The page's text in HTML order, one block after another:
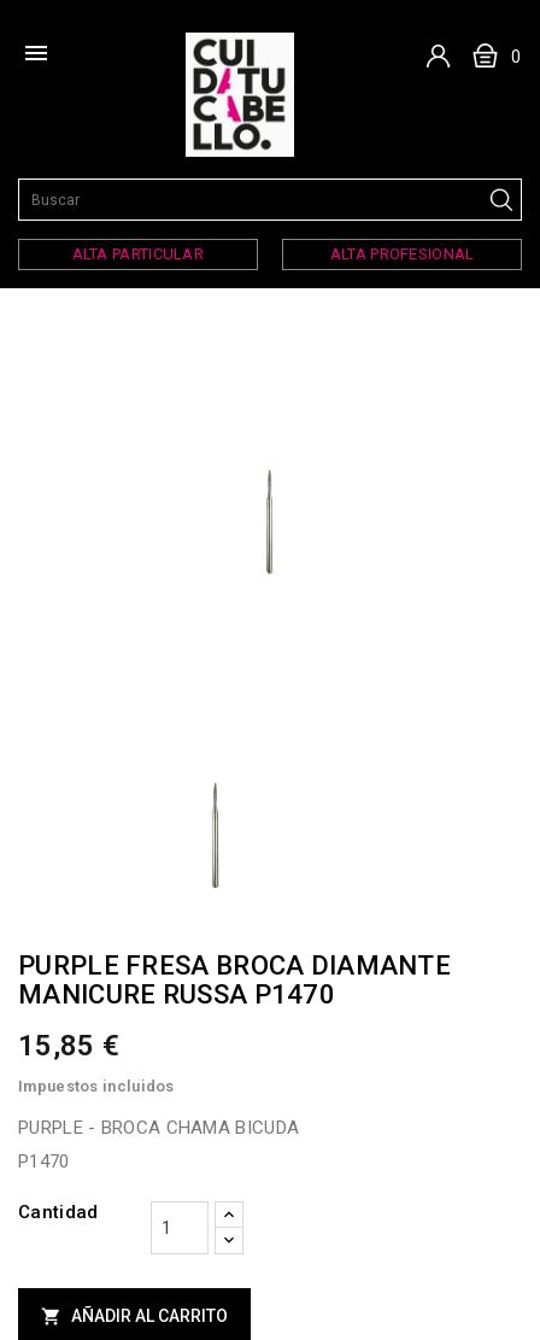
 0
ALTA PARTICULAR ALTA PROFESIONAL
PURPLE FRESA BROCA DIAMANTE
MANICURE RUSSA P1470
15,85 €
Impuestos incluidos
PURPLE - BROCA CHAMA BICUDA
P1470
Cantidad
 AÑADIR AL CARRITO